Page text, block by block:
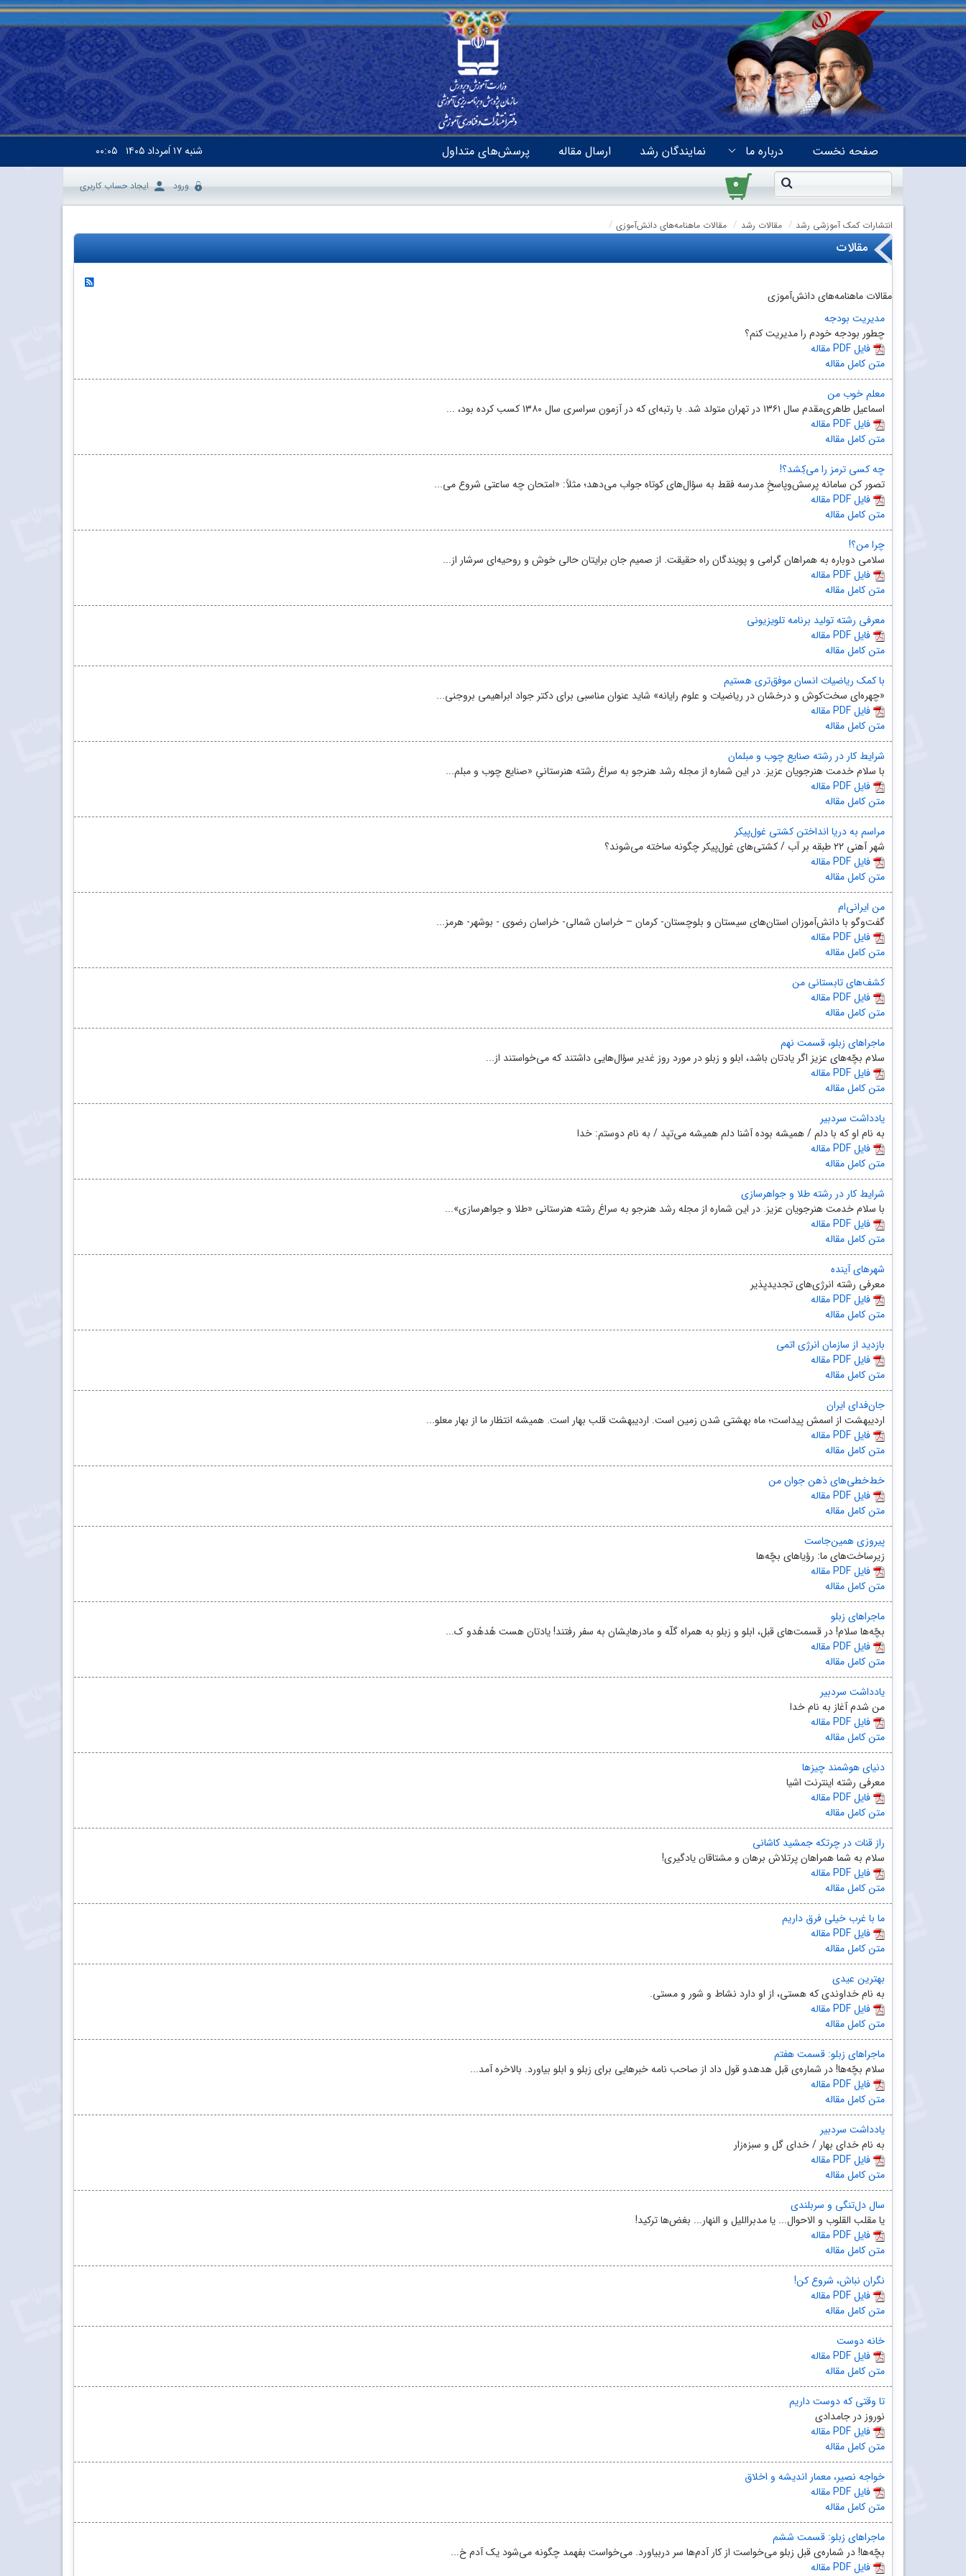
صفحه نخست درباره ما نمایندگان رشد ارسال مقاله پرسش‌های متداول شنبه۱۷ اَمرداد ۱۴۰۵ ۰۰:۰۵
۰ ورود ایجاد حساب کاربری
انتشارات کمک آموزشی رشد مقالات رشد مقالات ماهنامه‌های دانش‌آموزی
مقالات
مقالات ماهنامه‌های دانش‌آموزی
مدیریت بودجه
چطور بودجه خودم را مدیریت کنم؟
مقاله PDF فایل
متن کامل مقاله
معلم خوب من
اسماعیل طاهری‌مقدم سال ۱۳۶۱ در تهران متولد شد. با رتبه‌ای که در آزمون سراسری سال ۱۳۸۰ کسب کرده بود، ...
مقاله PDF فایل
متن کامل مقاله
چه کسی ترمز را می‌کِشد؟!
تصور کن سامانه پرسش‌‌و‌پاسخِ مدرسه فقط به سؤال‌های کوتاه جواب می‌دهد؛ مثلاً: «امتحان چه ساعتی شروع می‌...
مقاله PDF فایل
متن کامل مقاله
چرا من؟!
سلامی دوباره به همراهان گرامی و پویندگان راه حقیقت. از صمیم جان برایتان حالی خوش و روحیه‌ای سرشار از...
مقاله PDF فایل
متن کامل مقاله
معرفی رشته تولید برنامه تلویزیونی
مقاله PDF فایل
متن کامل مقاله
با کمک ریاضیات انسان موفق‌تری هستیم
«چهره‌ای سخت‌کوش و درخشان در ریاضیات و علوم رایانه» شاید عنوان مناسبی برای دکتر جواد ابراهیمی بروجنی...
مقاله PDF فایل
متن کامل مقاله
شرایط کار در رشته‌ صنایع چوب و مبلمان
با سلام خدمت هنرجویان عزیز. در این شماره از مجله‌ رشد هنرجو به سراغ رشته‌ هنرستانیِ «صنایع چوب و مبلم...
مقاله PDF فایل
متن کامل مقاله
مراسم به دریا انداختن کشتی غول‌پیکر
شهر آهنی ۲۲ طبقه بر آب / کشتی‌های غول‌پیکر چگونه ساخته می‌شوند؟
مقاله PDF فایل
متن کامل مقاله
من ایرانی‌ام
گفت‌و‌گو با دانش‌آموزان استان‌های سیستان و بلوچستان- کرمان – خراسان شمالی- خراسان رضوی - بوشهر- هرمز...
مقاله PDF فایل
متن کامل مقاله
کشف‌های تابستانی من
مقاله PDF فایل
متن کامل مقاله
ماجراهای زبلو، قسمت نهم
سلام بچّه‌های عزیز اگر یادتان باشد، ابلو و زبلو در مورد روز غدیر سؤال‌هایی داشتند که می‌خواستند از...
مقاله PDF فایل
متن کامل مقاله
یادداشت سردبیر
به نام او که با دلم / همیشه بوده آشنا دلم همیشه می‌تپد / به نام دوستم: خدا
مقاله PDF فایل
متن کامل مقاله
شرایط کار در رشته طلا و جواهرسازی
با سلام خدمت هنرجویان عزیز. در این شماره از مجله‌ رشد هنرجو به سراغ رشته‌ هنرستانی «طلا و جواهرسازی»...
مقاله PDF فایل
متن کامل مقاله
شهرهای آینده
معرفی رشته انرژی‌های تجدیدپذیر
مقاله PDF فایل
متن کامل مقاله
بازدید از سازمان انرژی اتمی
مقاله PDF فایل
متن کامل مقاله
جان‌فدای ایران
اردیبهشت از اسمش پیداست؛ ماه بهشتی شدن زمین است. اردیبهشت قلب بهار است. همیشه انتظار ما از بهار معلو...
مقاله PDF فایل
متن کامل مقاله
خط‌خطی‌های ذهن جوان من
مقاله PDF فایل
متن کامل مقاله
پیروزی همین‌جاست
زیرساخت‌های ما: رؤیاهای بچّه‌ها
مقاله PDF فایل
متن کامل مقاله
ماجراهای زبلو
بچّه‌ها سلام! در قسمت‌های قبل، ابلو و زبلو به همراه گلّه و مادرهایشان به سفر رفتند! یادتان هست هُدهُدو ک...
مقاله PDF فایل
متن کامل مقاله
یادداشت سردبیر
من شدم آغاز به نام خدا
مقاله PDF فایل
متن کامل مقاله
دنیای هوشمند چیزها
معرفی رشته اینترنت اشیا
مقاله PDF فایل
متن کامل مقاله
راز قنات در چرتکه جمشید کاشانی
سلام به شما همراهان پرتلاش برهان و مشتاقان یادگیری!
مقاله PDF فایل
متن کامل مقاله
ما با غرب خیلی فرق داریم
مقاله PDF فایل
متن کامل مقاله
بهترین عیدی
به نام خداوندی که هستی، از او دارد نشاط و شور و مستی.
مقاله PDF فایل
متن کامل مقاله
ماجراهای زبلو: قسمت هفتم
سلام بچّه‌ها! در شماره‌ی قبل هدهدو قول داد از صاحب نامه خبرهایی برای زبلو و ابلو بیاورد. ‌بالاخره آمد...
مقاله PDF فایل
متن کامل مقاله
یادداشت سردبیر
به نام خدای بهار / خدای گل و سبزه‌زار
مقاله PDF فایل
متن کامل مقاله
سال دل‌تنگی و سربلندی
یا مقلب القلوب و الاحوال... یا مدبراللیل و النهار... بغض‌ها ترکید!
مقاله PDF فایل
متن کامل مقاله
نگران نباش، شروع کن!
مقاله PDF فایل
متن کامل مقاله
خانه دوست
مقاله PDF فایل
متن کامل مقاله
تا وقتی که دوست داریم
نوروز در جامدادی
مقاله PDF فایل
متن کامل مقاله
خواجه نصیر، معمار اندیشه و اخلاق
مقاله PDF فایل
متن کامل مقاله
ماجراهای زبلو: قسمت ششم
بچّه‌ها! در شماره‌ی قبل زبلو می‌خواست از کار آدم‌ها سر دربیاورد. می‌خواست بفهمد چگونه می‌شود یک آدم خ...
مقاله PDF فایل